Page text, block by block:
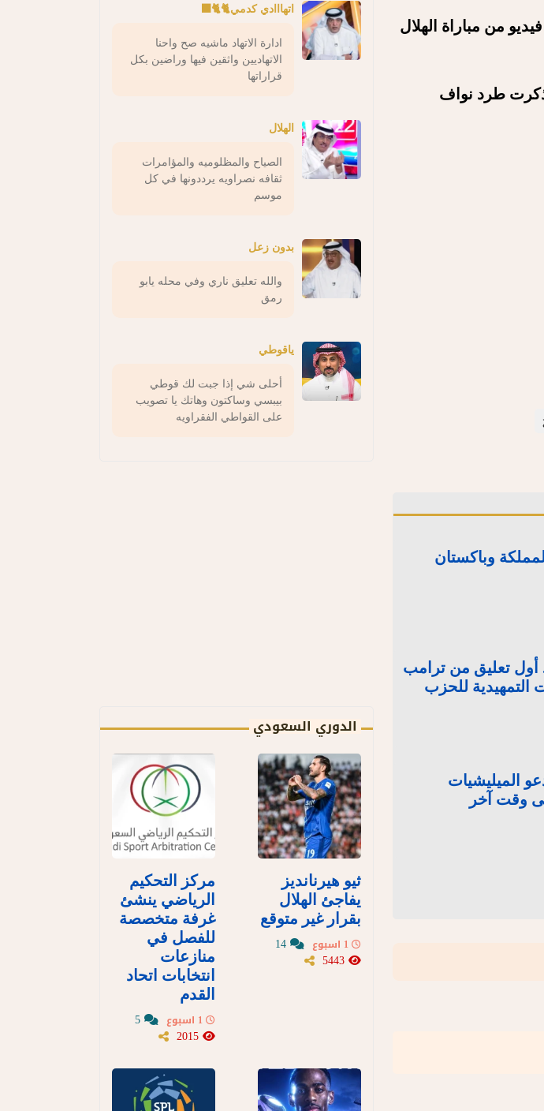
من مباراة الهلال
طرد نواف
وباكستان
أول تعليق من ترامب
للحزب
الميليشيات
وقت آخر
اتهااادي كدمي🐈🐈‍⬛
ادارة الاتهاد ماشيه صح واحنا
الاتهاديين واثقين فيها وراضين بكل
قراراتها
الهلال
الصياح والمظلوميه والمؤامرات
ثقافه نصراويه يرددونها في كل
موسم
بدون زعل
والله تعليق ناري وفي محله يابو
رمق
ياقوطي
أحلى شي إذا جبت لك قوطي
بيبسي وساكتون وهاتك يا تصويب
على القواطي الفقراويه
الدوري السعودي
ثيو هيرنانديز
يفاجئ الهلال
بقرار غير متوقع
مركز التحكيم
الرياضي ينشئ
غرفة متخصصة
للفصل في
منازعات
انتخابات اتحاد
القدم